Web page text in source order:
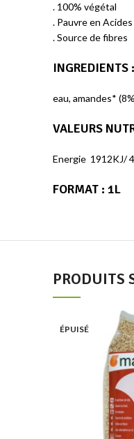
. 100% végétal
. Pauvre en
. Source de fibres
INGREDIENTS :
eau, amandes*
VALEURS
Energie 1912KJ/
FORMAT : 1L
PRODUITS
ÉPUISÉ